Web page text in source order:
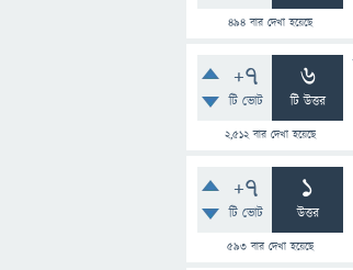
494 বার দেখা হয়েছে
+7
টি ভোট
6
টি উত্তর
2,512বার দেখা হয়েছে
+7
টি ভোট
1
উত্তর
593 বার দেখা হয়েছে